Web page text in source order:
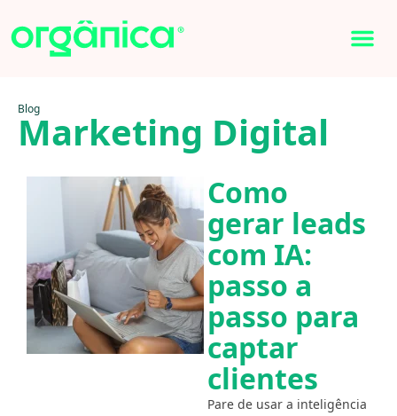
Blog
Marketing Digital
Como
gerar leads
com IA:
passo a
passo para
captar
clientes
Pare de usar a inteligência